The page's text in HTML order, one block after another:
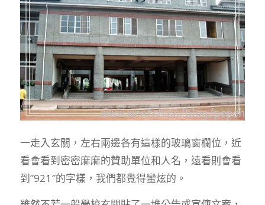
一走入玄關，左右兩邊各有這樣的玻璃窗欄位，近
看會看到密密麻麻的贊助單位和人名，遠看則會看
到”921″的字樣，我們都覺得蠻炫的。